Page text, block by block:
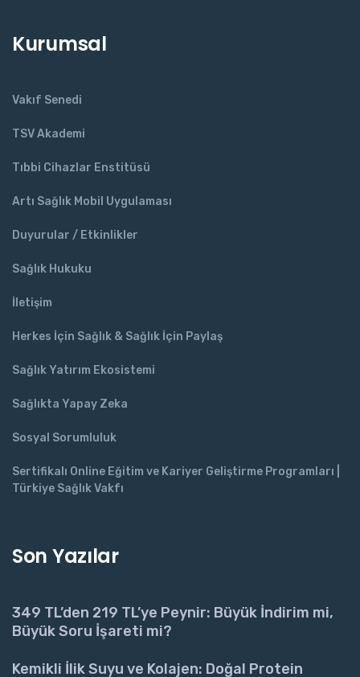
Kurumsal
Vakıf Senedi
TSV Akademi
Tıbbi Cihazlar Enstitüsü
Artı Sağlık Mobil Uygulaması
Duyurular / Etkinlikler
Sağlık Hukuku
İletişim
Herkes İçin Sağlık & Sağlık İçin Paylaş
Sağlık Yatırım Ekosistemi
Sağlıkta Yapay Zeka
Sosyal Sorumluluk
Sertifikalı Online Eğitim ve Kariyer Geliştirme Programları |
Türkiye Sağlık Vakfı
Son Yazılar
349 TL’den 219 TL’ye Peynir: Büyük İndirim mi,
Büyük Soru İşareti mi?
Kemikli İlik Suyu ve Kolajen: Doğal Protein